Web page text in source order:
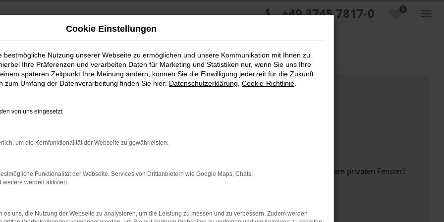
0
+49 3745 7817-0
bestimmter Seiten verhindern. Funktioniert die Seite in einem anderen Browser oder in einem privaten Fenster?
beheben.
auf dem neuesten Stand sind.
Cookie Einstellungen
bestmögliche Nutzung unserer Webseite zu ermöglichen und unsere Kommunikation mit Ihnen zu
Ihre Präferenzen und verarbeiten Daten für Marketing und Statistiken nur, wenn Sie uns Ihre
späteren Zeitpunkt Ihre Meinung ändern, können Sie die Einwilligung jederzeit für die Zukunft
zum Umfang der Datenverarbeitung finden Sie hier: Datenschutzerklärung Cookie-Richtlinie
von uns eingesetzt:
um die Kernfunktionalität der Webseite zu gewährleisten.
Funktionalität der Webseite. Services von Drittanbietern wie Google Maps, Chats,
weitere werden aktiviert.
es uns, die Nutzung der Webseite zu analysieren, um die Leistung zu messen und zu verbessern. Zudem werden